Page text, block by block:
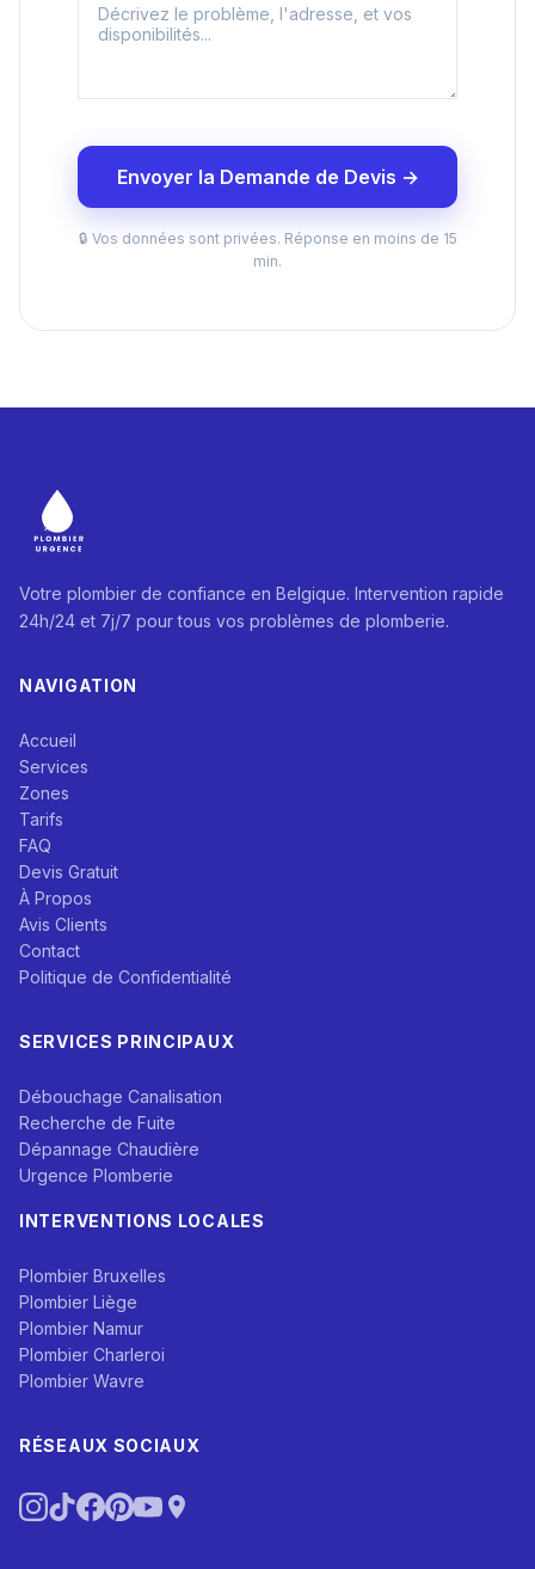
Envoyer la Demande de Devis →
🔒 Vos données sont privées. Réponse en moins de 15
min.
Votre plombier de confiance en Belgique. Intervention rapide
24h/24 et 7j/7 pour tous vos problèmes de plomberie.
NAVIGATION
Accueil
Services
Zones
Tarifs
FAQ
Devis Gratuit
À Propos
Avis Clients
Contact
Politique de Confidentialité
SERVICES PRINCIPAUX
Débouchage Canalisation
Recherche de Fuite
Dépannage Chaudière
Urgence Plomberie
INTERVENTIONS LOCALES
Plombier Bruxelles
Plombier Liège
Plombier Namur
Plombier Charleroi
Plombier Wavre
RÉSEAUX SOCIAUX